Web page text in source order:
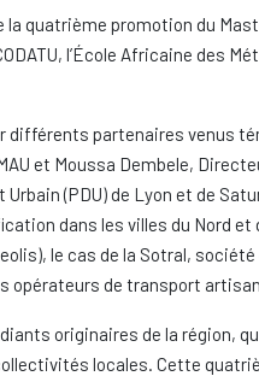
quatrième promotion du
l’École Africaine des
différents partenaires venus
et Moussa Dembele,
Urbain (PDU) de Lyon et de
dans les villes du Nord
le cas de la Sotral,
opérateurs de transport
originaires de la région,
locales. Cette